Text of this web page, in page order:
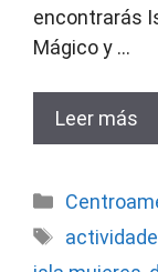
encontrarás
Mágico y …
Leer más
Etiquetas